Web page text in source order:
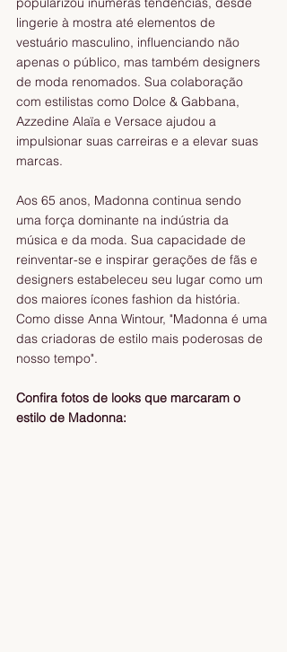
lingerie à mostra até elementos de
vestuário masculino, influenciando não
apenas o público, mas também designers
de moda renomados. Sua colaboração
com estilistas como Dolce & Gabbana,
Azzedine Alaïa e Versace ajudou a
impulsionar suas carreiras e a elevar suas
marcas.
Aos 65 anos, Madonna continua sendo
uma força dominante na indústria da
música e da moda. Sua capacidade de
reinventar-se e inspirar gerações de fãs e
designers estabeleceu seu lugar como um
dos maiores ícones fashion da história.
Como disse Anna Wintour, "Madonna é uma
das criadoras de estilo mais poderosas de
nosso tempo".
Confira fotos de looks que marcaram o
estilo de Madonna: